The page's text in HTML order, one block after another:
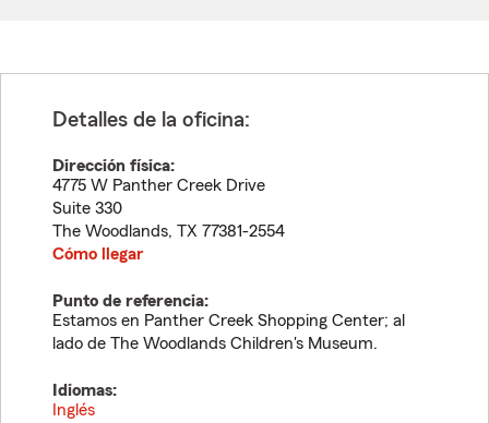
Detalles de la oficina:
Dirección física:
4775 W Panther Creek Drive
Suite 330
The Woodlands, TX 77381-2554
Cómo llegar
Punto de referencia:
Estamos en Panther Creek Shopping Center; al
lado de The Woodlands Children's Museum.
Idiomas:
Inglés